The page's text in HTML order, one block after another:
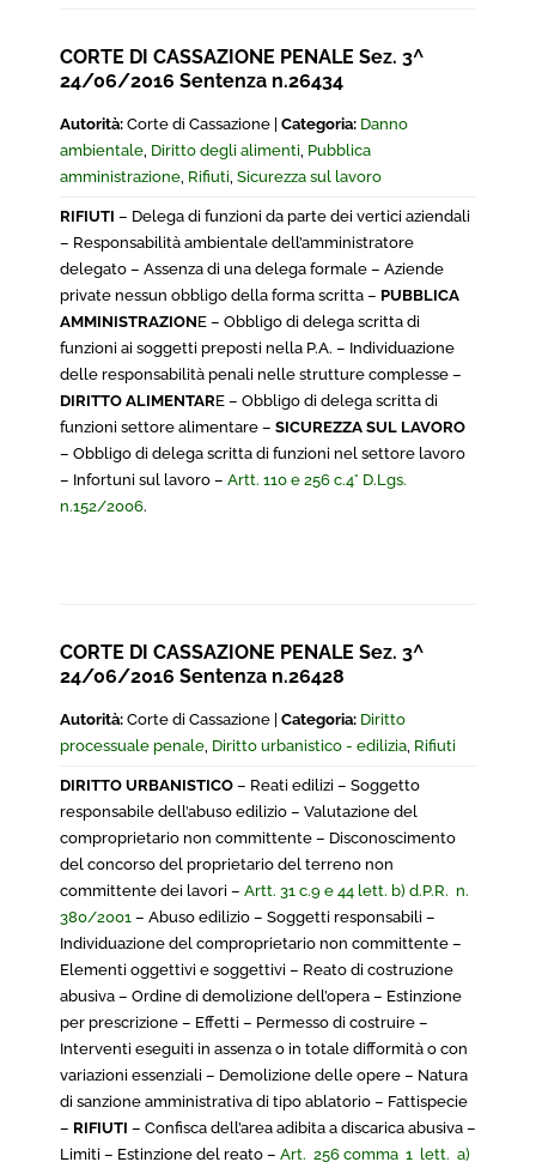
CORTE DI CASSAZIONE PENALE Sez. 3^
24/06/2016 Sentenza n.26434
Autorità: Corte di Cassazione | Categoria: Danno
ambientale, Diritto degli alimenti, Pubblica
amministrazione, Rifiuti, Sicurezza sul lavoro
RIFIUTI – Delega di funzioni da parte dei vertici aziendali
– Responsabilità ambientale dell’amministratore
delegato – Assenza di una delega formale – Aziende
private nessun obbligo della forma scritta – PUBBLICA
AMMINISTRAZIONE – Obbligo di delega scritta di
funzioni ai soggetti preposti nella P.A. – Individuazione
delle responsabilità penali nelle strutture complesse –
DIRITTO ALIMENTARE – Obbligo di delega scritta di
funzioni settore alimentare – SICUREZZA SUL LAVORO
– Obbligo di delega scritta di funzioni nel settore lavoro
– Infortuni sul lavoro – Artt. 110 e 256 c.4° D.Lgs.
n.152/2006.
CORTE DI CASSAZIONE PENALE Sez. 3^
24/06/2016 Sentenza n.26428
Autorità: Corte di Cassazione | Categoria: Diritto
processuale penale, Diritto urbanistico - edilizia, Rifiuti
DIRITTO URBANISTICO – Reati edilizi – Soggetto
responsabile dell’abuso edilizio – Valutazione del
comproprietario non committente – Disconoscimento
del concorso del proprietario del terreno non
committente dei lavori – Artt. 31 c.9 e 44 lett. b) d.P.R. n.
380/2001 – Abuso edilizio – Soggetti responsabili –
Individuazione del comproprietario non committente –
Elementi oggettivi e soggettivi – Reato di costruzione
abusiva – Ordine di demolizione dell’opera – Estinzione
per prescrizione – Effetti – Permesso di costruire –
Interventi eseguiti in assenza o in totale difformità o con
variazioni essenziali – Demolizione delle opere – Natura
di sanzione amministrativa di tipo ablatorio – Fattispecie
– RIFIUTI – Confisca dell’area adibita a discarica abusiva –
Limiti – Estinzione del reato – Art. 256 comma 1 lett. a)